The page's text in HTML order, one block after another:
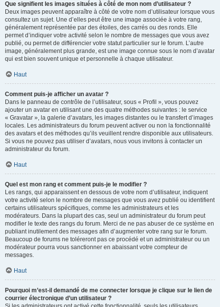
Que signifient les images situées à côté de mon nom d’utilisateur ?
Deux images peuvent apparaître à côté de votre nom d’utilisateur lorsque vous
consultez un sujet. Une d’elles peut être une image associée à votre rang,
généralement représentée par des étoiles, des carrés ou des ronds. Elle
permet d’indiquer votre activité selon le nombre de messages que vous avez
publié, ou permet de différencier votre statut particulier sur le forum. L’autre
image, généralement plus grande, est une image connue sous le nom d’avatar
qui est bien souvent unique et personnelle à chaque utilisateur.
Haut
Comment puis-je afficher un avatar ?
Dans le panneau de contrôle de l’utilisateur, sous « Profil », vous pouvez
ajouter un avatar en utilisant une des quatre méthodes suivantes : le service
« Gravatar », la galerie d’avatars, les images distantes ou le transfert d’images
locales. Les administrateurs du forum peuvent activer ou non la fonctionnalité
des avatars et des méthodes qu’ils veuillent rendre disponible aux utilisateurs.
Si vous ne pouvez pas utiliser d’avatars, nous vous invitons à contacter un
administrateur du forum.
Haut
Quel est mon rang et comment puis-je le modifier ?
Les rangs, qui apparaissent en dessous de votre nom d’utilisateur, indiquent
votre activité selon le nombre de messages que vous avez publié ou identifient
certains utilisateurs spécifiques, comme les administrateurs et les
modérateurs. Dans la plupart des cas, seul un administrateur du forum peut
modifier le texte des rangs du forum. Merci de ne pas abuser de ce système en
publiant inutilement des messages afin d’augmenter votre rang sur le forum.
Beaucoup de forums ne toléreront pas ce procédé et un administrateur ou un
modérateur pourra vous sanctionner en abaissant votre compteur de
messages.
Haut
Pourquoi m’est-il demandé de me connecter lorsque je clique sur le lien de
courrier électronique d’un utilisateur ?